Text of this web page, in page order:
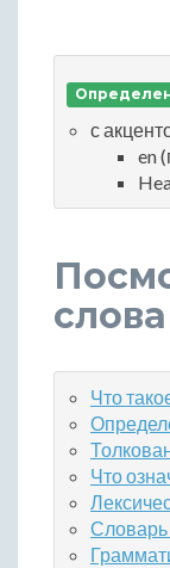
с
en
слова
Что
Что
Словарь